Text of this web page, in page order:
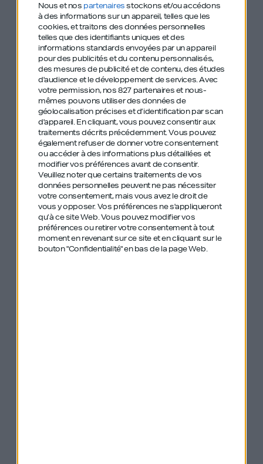
Nous et nos partenairesstockons et/ou accédons
à des informations sur un appareil, telles que les
cookies, et traitons des données personnelles
telles que des identifiants uniques et des
informations standards envoyées par un appareil
pour des publicités et du contenu personnalisés,
des mesures de publicité et de contenu, des études
d'audience et le développement de services.Avec
votre permission, nos 827 partenaires et nous-
mêmes pouvons utiliser des données de
géolocalisation précises et d’identification par scan
d'appareil. En cliquant, vous pouvez consentir aux
traitements décrits précédemment. Vous pouvez
également refuser de donner votre consentement
ou accéder à des informations plus détaillées et
modifier vos préférences avant de consentir.
Veuillez noter que certains traitements de vos
données personnelles peuvent ne pas nécessiter
votre consentement, mais vous avez le droit de
vous y opposer. Vos préférences ne s'appliqueront
qu’à ce site Web. Vous pouvez modifier vos
préférences ou retirer votre consentement à tout
moment en revenant sur ce site et en cliquant sur le
bouton "Confidentialité" en bas de la page Web.
Le chaos ambiant, de ses déclics et crises
d’angoisse.
Ses galères pour obtenir le statut B-Corp.
Cocktails et de tatouages
🎧Une trajectoire passionnante qui inspire le
respect.
On a cité avec